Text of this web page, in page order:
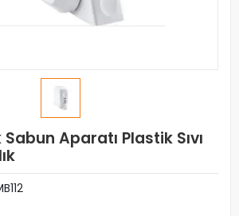
Aparatı Plastik Sıvı